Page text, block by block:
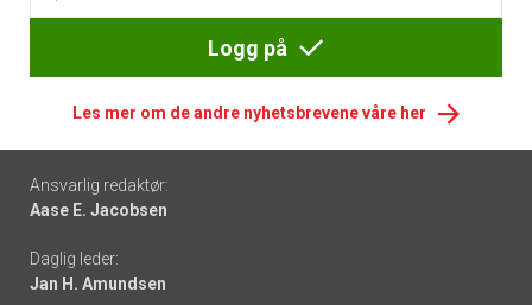
Logg på
Les mer om de andre nyhetsbrevene våre her
Footer
-
links
Ansvarlig redaktør:
Aase E. Jacobsen
Daglig leder:
Jan H. Amundsen